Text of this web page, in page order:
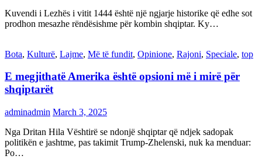
Kuvendi i Lezhës i vitit 1444 është një ngjarje historike që edhe sot
prodhon mesazhe rëndësishme për kombin shqiptar. Ky…
Bota, Kulturë, Lajme, Më të fundit, Opinione, Rajoni, Speciale, top
E megjithatë Amerika është opsioni më i mirë për
shqiptarët
adminadmin March 3, 2025
Nga Dritan Hila Vështirë se ndonjë shqiptar që ndjek sadopak
politikën e jashtme, pas takimit Trump-Zhelenski, nuk ka menduar:
Po…